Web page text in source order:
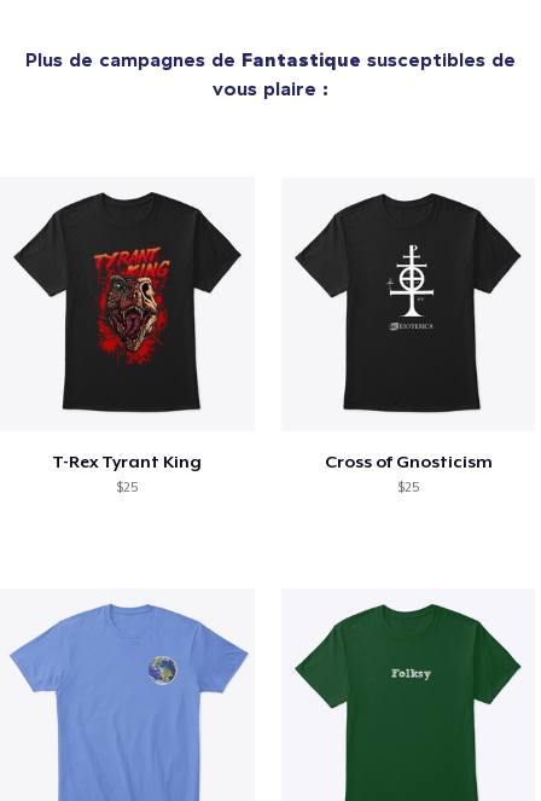
Plus de campagnes de Fantastique susceptibles de
vous plaire :
T-Rex Tyrant King
$25
Cross of Gnosticism
$25